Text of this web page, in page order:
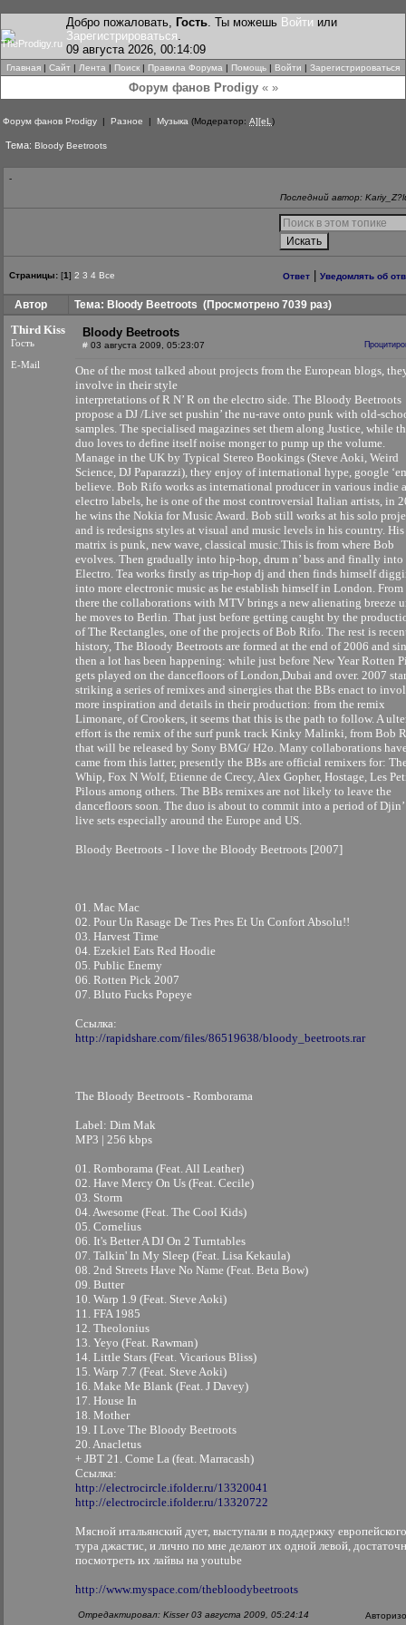
Добро пожаловать, Гость. Ты можешь Войти или
Зарегистрироваться.
09 августа 2026, 00:14:09
Главная | Сайт | Лента | Поиск | Правила Форума | Помощь | Войти | Зарегистрироваться
Форум фанов Prodigy« »
Форум фанов Prodigy | Разное | Музыка (Модератор: A][eL )
Тема: Bloody Beetroots
-
Последний автор:
Страницы: [1] 2 3 4 Все Ответ Уведомлять об
Автор Тема: Bloody Beetroots (Просмотрено 7039 раз)
Third Kiss
Гость
E-Mail
Bloody Beetroots
# 03 августа 2009, 05:23:07
One of the most talked about projects from the European blogs,
involve in their style
interpretations of R N’ R on the electro side. The Bloody Beetroots
propose a DJ /Live set pushin’ the nu-rave onto punk with old-
samples. The specialised magazines set them along Justice, while
duo loves to define itself noise monger to pump up the volume.
Manage in the UK by Typical Stereo Bookings (Steve Aoki, Weird
Science, DJ Paparazzi), they enjoy of international hype, google
believe. Bob Rifo works as international producer in various indie
electro labels, he is one of the most controversial Italian artists, in
he wins the Nokia for Music Award. Bob still works at his solo
and is redesigns styles at visual and music levels in his country. His
matrix is punk, new wave, classical music.This is from where Bob
evolves. Then gradually into hip-hop, drum n’ bass and finally into
Electro. Tea works firstly as trip-hop dj and then finds himself
into more electronic music as he establish himself in London. From
there the collaborations with MTV brings a new alienating breeze
he moves to Berlin. That just before getting caught by the
of The Rectangles, one of the projects of Bob Rifo. The rest is
history, The Bloody Beetroots are formed at the end of 2006 and
then a lot has been happening: while just before New Year Rotten
gets played on the dancefloors of London,Dubai and over. 2007
striking a series of remixes and sinergies that the BBs enact to
more inspiration and details in their production: from the remix
Limonare, of Crookers, it seems that this is the path to follow. A
effort is the remix of the surf punk track Kinky Malinki, from Bob
that will be released by Sony BMG/ H2o. Many collaborations
came from this latter, presently the BBs are official remixers for:
Whip, Fox N Wolf, Etienne de Crecy, Alex Gopher, Hostage, Les
Pilous among others. The BBs remixes are not likely to leave the
dancefloors soon. The duo is about to commit into a period of Djin’
live sets especially around the Europe and US.
Bloody Beetroots - I love the Bloody Beetroots [2007]
01. Mac Mac
02. Pour Un Rasage De Tres Pres Et Un Confort Absolu!!
03. Harvest Time
04. Ezekiel Eats Red Hoodie
05. Public Enemy
06. Rotten Pick 2007
07. Bluto Fucks Popeye
Ссылка:
http://rapidshare.com/files/86519638/bloody_beetroots.rar
The Bloody Beetroots - Romborama
Label: Dim Mak
MP3 | 256 kbps
01. Romborama (Feat. All Leather)
02. Have Mercy On Us (Feat. Cecile)
03. Storm
04. Awesome (Feat. The Cool Kids)
05. Cornelius
06. It's Better A DJ On 2 Turntables
07. Talkin' In My Sleep (Feat. Lisa Kekaula)
08. 2nd Streets Have No Name (Feat. Beta Bow)
09. Butter
10. Warp 1.9 (Feat. Steve Aoki)
11. FFA 1985
12. Theolonius
13. Yeyo (Feat. Rawman)
14. Little Stars (Feat. Vicarious Bliss)
15. Warp 7.7 (Feat. Steve Aoki)
16. Make Me Blank (Feat. J Davey)
17. House In
18. Mother
19. I Love The Bloody Beetroots
20. Anacletus
+ JBT 21. Come La (feat. Marracash)
Ссылка:
http://electrocircle.ifolder.ru/13320041
http://electrocircle.ifolder.ru/13320722
Мясной итальянский дует, выступали в поддержку европейского
тура джастис, и лично по мне делают их одной левой,
посмотреть их лайвы на youtube
http://www.myspace.com/thebloodybeetroots
Отредактировал: Kisser 03 августа 2009, 05:24:14